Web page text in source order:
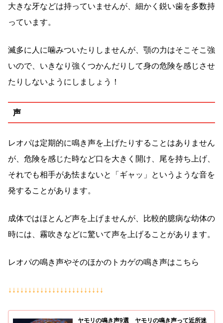
大きな牙などは持っていませんが、細かく鋭い歯を多数持
っています。
滅多に人に噛みついたりしませんが、顎の力はそこそこ強
いので、いきなり強くつかんだりして身の危険を感じさせ
たりしないようにしましょう！
声
レオパは定期的に鳴き声を上げたりすることはありません
が、危険を感じた時など口を大きく開け、尾を持ち上げ、
それでも相手があ怯まないと「ギャッ」というような音を
発することがあります。
成体ではほとんど声を上げませんが、比較的臆病な幼体の
時には、霧吹きなどに驚いて声を上げることがあります。
レオパの鳴き声やそのほかのトカゲの鳴き声はこちら
↓↓↓↓↓↓↓↓↓↓↓↓↓↓↓↓↓↓↓↓↓↓↓↓
ヤモリの鳴き声9選 ヤモリの鳴き声って近所迷